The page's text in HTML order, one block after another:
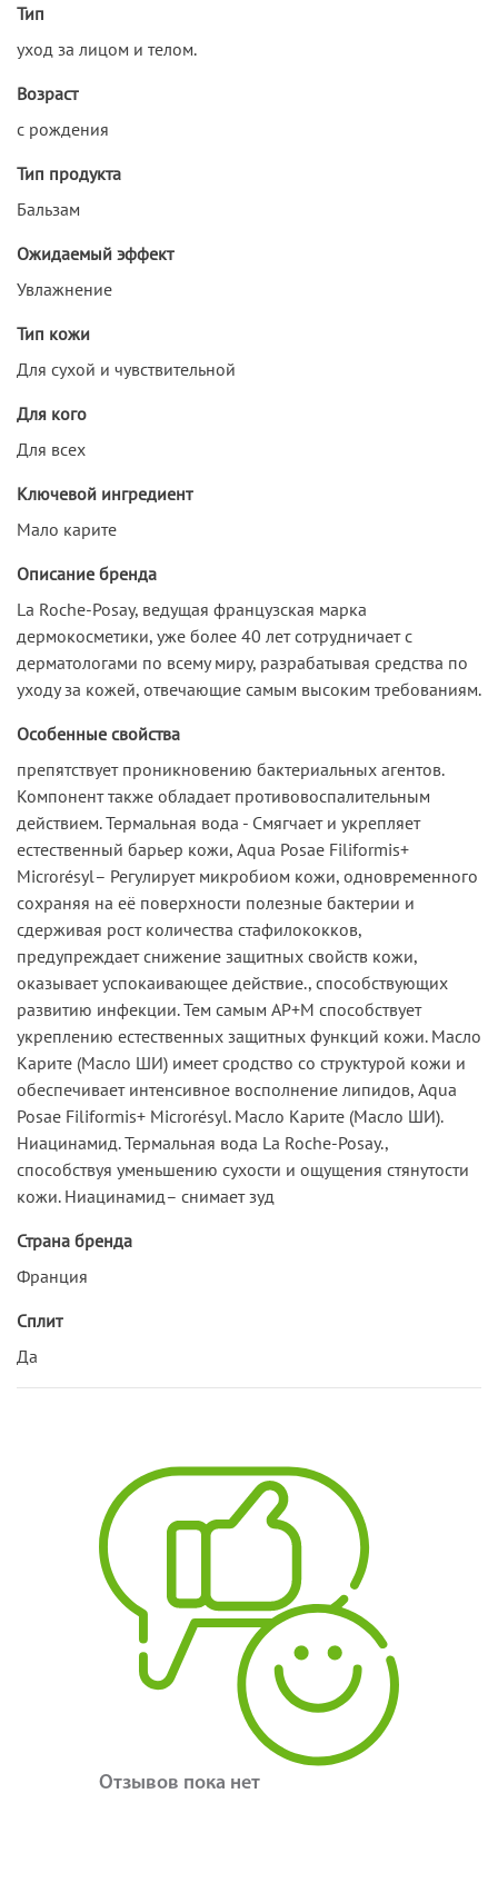
Тип
уход за лицом и телом.
Возраст
с рождения
Тип продукта
Бальзам
Ожидаемый эффект
Увлажнение
Тип кожи
Для сухой и чувствительной
Для кого
Для всех
Ключевой ингредиент
Мало карите
Описание бренда
La Roche-Posay, ведущая французская марка
дермокосметики, уже более 40 лет сотрудничает c
дерматологами по всему миру, разрабатывая средства по
уходу за кожей, отвечающие самым высоким требованиям.
Особенные свойства
препятствует проникновению бактериальных агентов.
Компонент также обладает противовоспалительным
действием. Термальная вода - Смягчает и укрепляет
естественный барьер кожи, Aqua Posae Filiformis+
Microrésyl– Регулирует микробиом кожи, одновременного
сохраняя на её поверхности полезные бактерии и
сдерживая рост количества стафилококков,
предупреждает снижение защитных свойств кожи,
оказывает успокаивающее действие., способствующих
развитию инфекции. Тем самым AP+M способствует
укреплению естественных защитных функций кожи. Масло
Карите (Масло ШИ) имеет сродство со структурой кожи и
обеспечивает интенсивное восполнение липидов, Aqua
Posae Filiformis+ Microrésyl. Масло Карите (Масло ШИ).
Ниацинамид. Термальная вода La Roche-Posay.,
способствуя уменьшению сухости и ощущения стянутости
кожи. Ниацинамид– снимает зуд
Страна бренда
Франция
Сплит
Да
Отзывов пока нет